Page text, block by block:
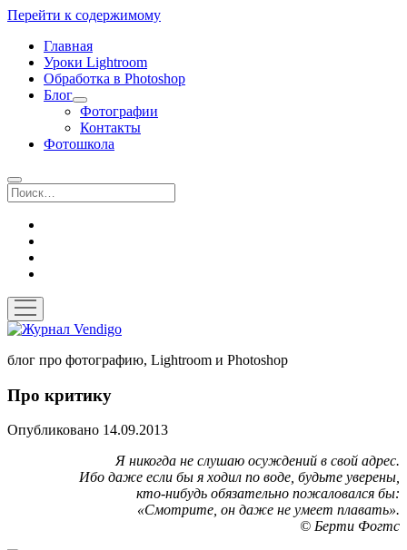
Перейти к содержимому
Главная
Уроки Lightroom
Обработка в Photoshop
Блог
открыть
выпадающее
меню
Фотографии
Контакты
Фотошкола
Поиск
открыть
меню
Журнал
блог про фотографию, Lightroom и Photoshop
Про критику
Опубликовано 14.09.2013
Я никогда не слушаю осуждений в свой адрес.
Ибо даже если бы я ходил по воде, будьте уверены,
кто-нибудь обязательно пожаловался бы:
«Смотрите, он даже не умеет плавать».
© Берти Фогтс